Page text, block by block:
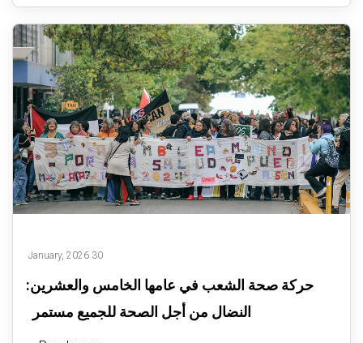
حركة صحة الشعب في عامها الخامس والعشرين:
النضال من أجل الصحة للجميع مستمر